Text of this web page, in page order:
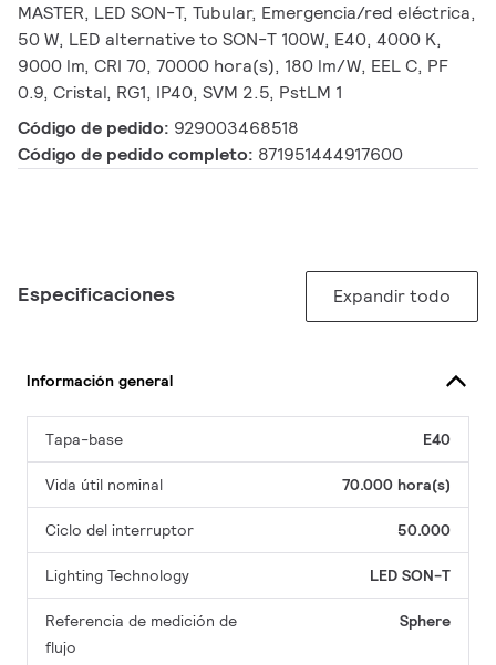
MASTER, LED SON-T, Tubular, Emergencia/red eléctrica,
50 W, LED alternative to SON-T 100W, E40, 4000 K,
9000 lm, CRI 70, 70000 hora(s), 180 lm/W, EEL C, PF
0.9, Cristal, RG1, IP40, SVM 2.5, PstLM 1
Código de pedido: 929003468518
Código de pedido completo: 871951444917600
Especificaciones Expandir todo
Información general
Tapa-base E40
Vida útil nominal 70.000 hora(s)
Ciclo del interruptor 50.000
Lighting Technology LED SON-T
Referencia de medición de
flujo
Sphere